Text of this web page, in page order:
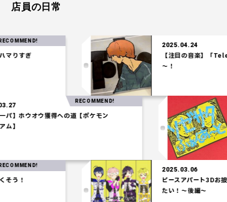
店員の日常
すぎ
2025.04.24
【注目の音楽】「Tele」
～！
統一パ】ホウオウ獲得への道【ポケモン
シアム】
RECOMMEND!
！
2025.03.06
ピースアパート3Dお披露
たい！～後編～